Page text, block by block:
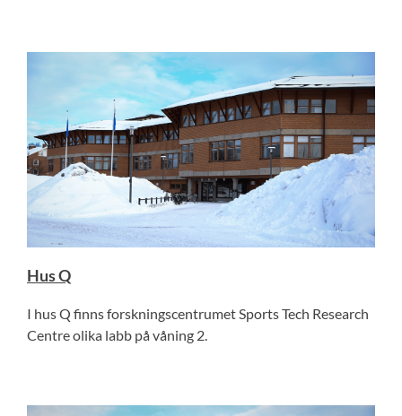
Hus Q
I hus Q finns forskningscentrumet Sports Tech Research
Centre olika labb på våning 2.